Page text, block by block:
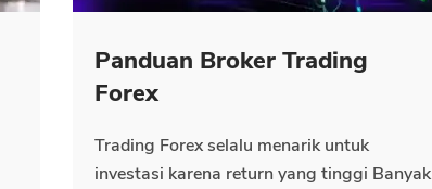
Panduan Broker Trading
Forex
Trading Forex selalu menarik untuk
investasi karena return yang tinggi Banyak
CANCEL